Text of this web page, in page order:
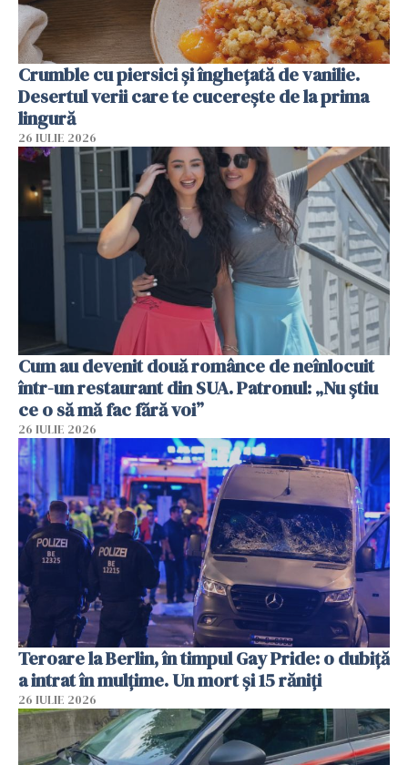
Crumble cu piersici și înghețată de vanilie.
Desertul verii care te cucerește de la prima
lingură
26 IULIE 2026
Cum au devenit două românce de neînlocuit
într-un restaurant din SUA. Patronul: „Nu știu
ce o să mă fac fără voi”
26 IULIE 2026
Teroare la Berlin, în timpul Gay Pride: o dubiță
a intrat în mulțime. Un mort și 15 răniți
26 IULIE 2026